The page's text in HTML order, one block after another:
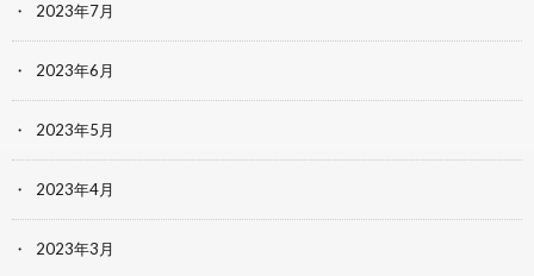
2023年7月
2023年6月
2023年5月
2023年4月
2023年3月